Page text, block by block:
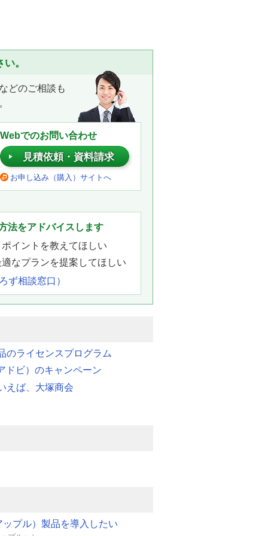
。
などのご相談も
Webでのお問い合わせ
見積依頼・資料請求
お申し込み（購入）サイトへ
法をアドバイスします
イントを教えてほしい
なプランを提案してほしい
ず相談窓口）
のライセンスプログラム
ドビ）のキャンペーン
えば、大塚商会
プル）製品を導入したい